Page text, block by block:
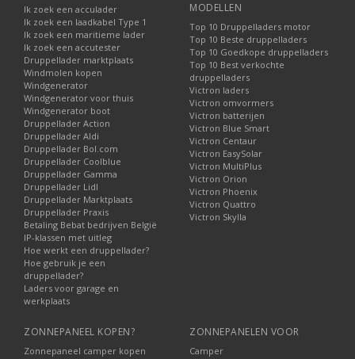
Ik zoek een acculader
Ik zoek een laadkabel Type 1
Ik zoek een maritieme lader
Ik zoek een accutester
Druppellader marktplaats
Windmolen kopen
Windgenerator
Windgenerator voor thuis
Windgenerator boot
Druppellader Action
Druppellader Aldi
Druppellader Bol.com
Druppellader Coolblue
Druppellader Gamma
Druppellader Lidl
Druppellader Marktplaats
Druppellader Praxis
Betaling Bebat bedrijven België
IP-klassen met uitleg
Hoe werkt een druppellader?
Hoe gebruik je een
druppellader?
Laders voor garage en
werkplaats
MODELLEN
Top 10 Druppelladers motor
Top 10 Beste druppelladers
Top 10 Goedkope druppelladers
Top 10 Best verkochte
druppelladers
Victron laders
Victron omvormers
Victron batterijen
Victron Blue Smart
Victron Centaur
Victron EasySolar
Victron MultiPlus
Victron Orion
Victron Phoenix
Victron Quattro
Victron Skylla
ZONNEPANEEL KOPEN?
Zonnepaneel camper kopen
ZONNEPANELEN VOOR
Camper